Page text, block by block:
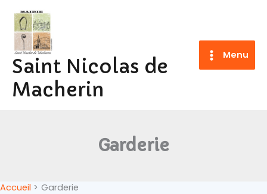
contenu
Saint Nicolas de
Macherin
Menu
Garderie
Accueil
Garderie